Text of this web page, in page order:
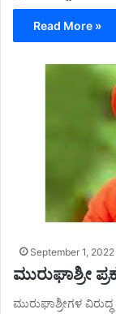
Read More »
September 1, 2022
ಮುರುಘಾಶ್ರೀ
ಮುರುಘಾಶ್ರೀಗಳ